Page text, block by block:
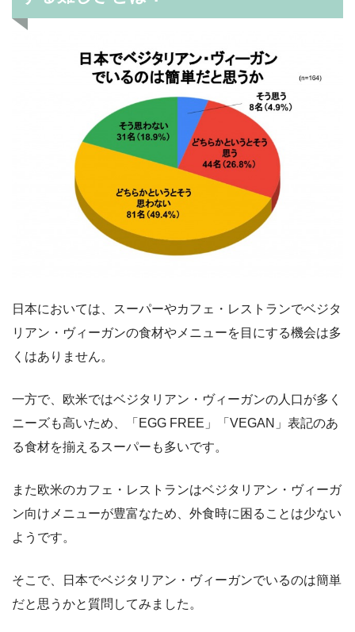
日本においては、スーパーやカフェ・レストランでベジタ
リアン・ヴィーガンの食材やメニューを目にする機会は多
くはありません。
一方で、欧米ではベジタリアン・ヴィーガンの人口が多く
ニーズも高いため、「EGG FREE」「VEGAN」表記のあ
る食材を揃えるスーパーも多いです。
また欧米のカフェ・レストランはベジタリアン・ヴィーガ
ン向けメニューが豊富なため、外食時に困ることは少ない
ようです。
そこで、日本でベジタリアン・ヴィーガンでいるのは簡単
だと思うかと質問してみました。